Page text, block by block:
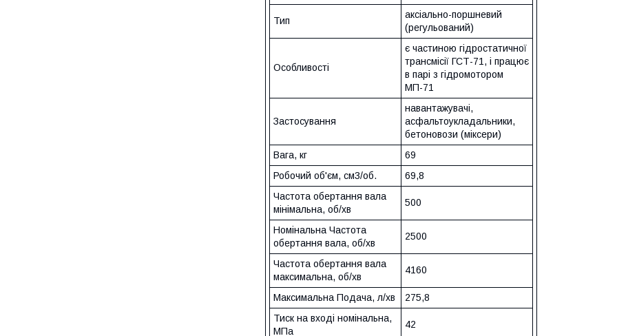
Тип
аксіально-поршневий
(регульований)
Особливості
є частиною гідростатичної
трансмісії ГСТ-71, і працює
в парі з гідромотором
МП-71
Застосування
навантажувачі,
асфальтоукладальники,
бетоновози (міксери)
Вага, кг
69
Робочий об'єм, см3/об.
69,8
Частота обертання вала
мінімальна, об/хв
500
Номінальна Частота
обертання вала, об/хв
2500
Частота обертання вала
максимальна, об/хв
4160
Максимальна Подача, л/хв
275,8
Тиск на вході номінальна,
МПа
42